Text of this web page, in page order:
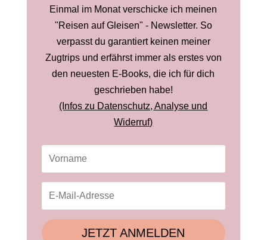
Einmal im Monat verschicke ich meinen
"Reisen auf Gleisen" - Newsletter. So
verpasst du garantiert keinen meiner
Zugtrips und erfährst immer als erstes von
den neuesten E-Books, die ich für dich
geschrieben habe!
(Infos zu Datenschutz, Analyse und
Widerruf)
JETZT ANMELDEN